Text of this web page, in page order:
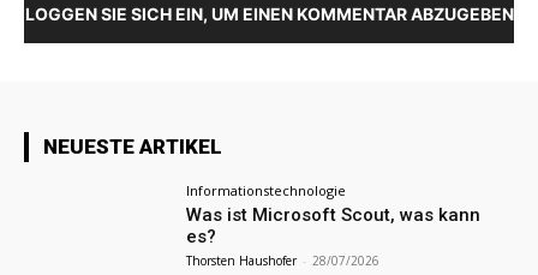
LOGGEN SIE SICH EIN, UM EINEN KOMMENTAR ABZUGEBEN
NEUESTE ARTIKEL
Informationstechnologie
Was ist Microsoft Scout, was kann
es?
Thorsten Haushofer - 28/07/2026